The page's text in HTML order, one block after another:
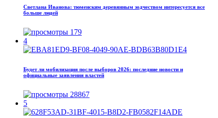
Светлана Иванова: тюменским деревянным зодчеством интересуется все
больше людей
179
4
Будет ли мобилизация после выборов 2026: последние новости и
официальные заявления властей
28867
5